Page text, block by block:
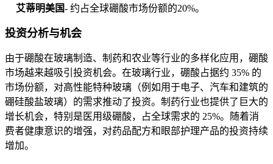
艾蒂明美国- 约占全球硼酸市场份额的20%。
投资分析与机会
由于硼酸在玻璃制造、制药和农业等行业的多样化应用，硼酸
市场越来越吸引投资机会。在玻璃行业，硼酸占据约 35% 的
市场份额，对高性能特种玻璃（例如用于电子、汽车和建筑的
硼硅酸盐玻璃）的需求推动了投资。制药行业也提供了巨大的
增长机会，特别是医用级硼酸，占全球需求的 25%。随着消
费者健康意识的增强，对药品配方和眼部护理产品的投资持续
增加。